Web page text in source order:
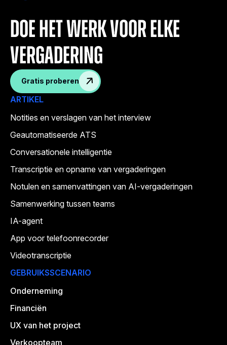
doe het werk voor elke
vergadering
Gratis proberen
ARTIKEL
Notities en verslagen van het interview
Geautomatiseerde ATS
Conversationele intelligentie
Transcriptie en opname van vergaderingen
Notulen en samenvattingen van AI-vergaderingen
Samenwerking tussen teams
IA-agent
App voor telefoonrecorder
Videotranscriptie
GEBRUIKSSCENARIO
Onderneming
Financiën
UX van het project
Verkoopteam